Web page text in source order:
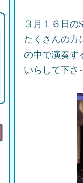
３月１６日の
たくさんの方
の中で演奏す
いらして下さ